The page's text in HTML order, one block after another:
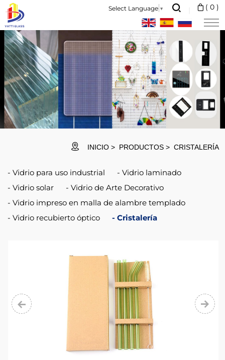
Select Language ▼ ( 0 )
【High-
quality
Material】：
Borosilicate
glass
cork,High
borosilicate
glass
more
transparent
and
borosilicate
glass
can
withstand
instantaneous
INICIO PRODUCTOS CRISTALERÍA
Vidrio para uso industrial
Vidrio laminado
Vidrio solar
Vidrio de Arte Decorativo
Vidrio impreso en malla de alambre templado
Vidrio recubierto óptico
Cristalería